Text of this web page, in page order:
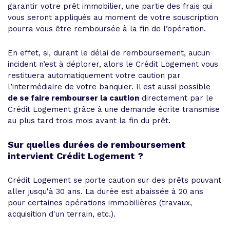
garantir votre prêt immobilier, une partie des frais qui
vous seront appliqués au moment de votre souscription
pourra vous être remboursée à la fin de l’opération.
En effet, si, durant le délai de remboursement, aucun
incident n’est à déplorer, alors le Crédit Logement vous
restituera automatiquement votre caution par
l’intermédiaire de votre banquier. Il est aussi possible
de se faire rembourser la caution directement par le
Crédit Logement grâce à une demande écrite transmise
au plus tard trois mois avant la fin du prêt.
Sur quelles durées de remboursement
intervient Crédit Logement ?
Crédit Logement se porte caution sur des prêts pouvant
aller jusqu'à 30 ans. La durée est abaissée à 20 ans
pour certaines opérations immobilières (travaux,
acquisition d'un terrain, etc.).